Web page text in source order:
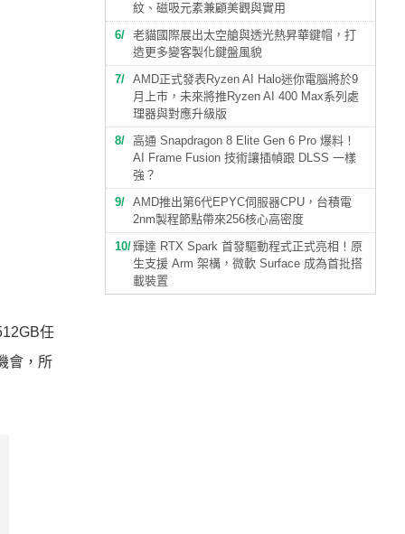
任
會，所
紋、磁吸元素兼顧美觀與實用
6
老貓國際展出太空艙與透光熱昇華鍵帽，打
造更多變客製化鍵盤風貌
7
AMD正式發表Ryzen AI Halo迷你電腦將於9
月上市，未來將推Ryzen AI 400 Max系列處
理器與對應升級版
8
高通 Snapdragon 8 Elite Gen 6 Pro 爆料！
AI Frame Fusion 技術讓插幀跟 DLSS 一樣
強？
9
AMD推出第6代EPYC伺服器CPU，台積電
2nm製程節點帶來256核心高密度
10 輝達 RTX Spark 首發驅動程式正式亮相！原
生支援 Arm 架構，微軟 Surface 成為首批搭
載裝置